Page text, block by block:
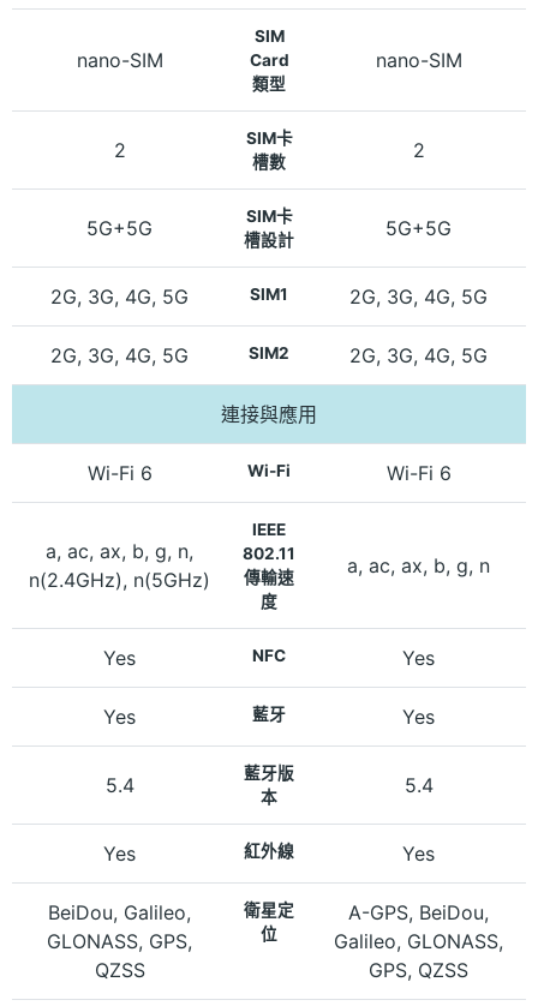
nano-SIM
SIM
Card
類型
nano-SIM
2
SIM卡
槽數
2
5G+5G
SIM卡
槽設計
5G+5G
2G, 3G, 4G, 5G SIM1 2G, 3G, 4G, 5G
2G, 3G, 4G, 5G SIM2 2G, 3G, 4G, 5G
連接與應用
Wi-Fi 6 Wi-Fi Wi-Fi 6
a, ac, ax, b, g, n,
n(2.4GHz), n(5GHz)
IEEE
802.11
傳輸速
度
a, ac, ax, b, g, n
Yes NFC Yes
Yes 藍牙 Yes
5.4
藍牙版
本
5.4
Yes 紅外線 Yes
BeiDou, Galileo,
GLONASS, GPS,
QZSS
衛星定
位
A-GPS, BeiDou,
Galileo, GLONASS,
GPS, QZSS